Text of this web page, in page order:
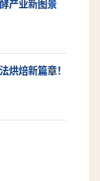
产业新图景
烘焙新篇章！